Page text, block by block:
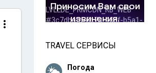
TRAVEL СЕРВИСЫ
Погода